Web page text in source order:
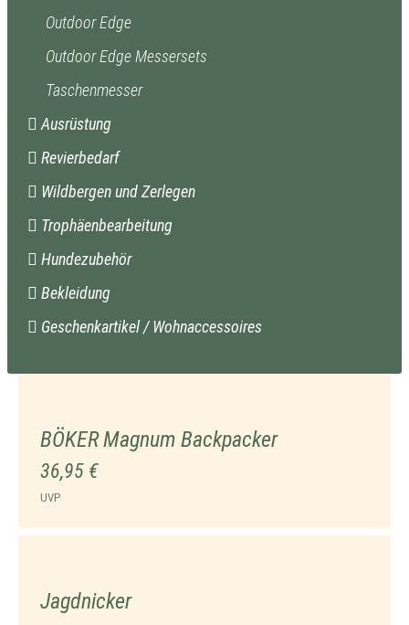
Outdoor Edge
Outdoor Edge Messersets
Taschenmesser
Ausrüstung
Revierbedarf
Wildbergen und Zerlegen
Trophäenbearbeitung
Hundezubehör
Bekleidung
Geschenkartikel / Wohnaccessoires
BÖKER Magnum Backpacker
36,95 €
UVP
Jagdnicker